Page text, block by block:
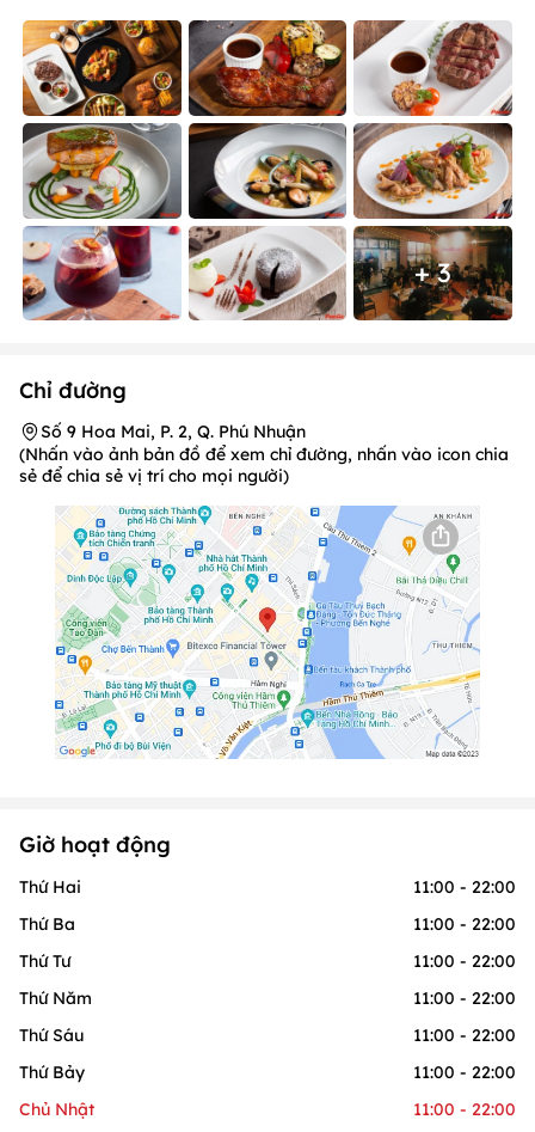
+ 3
Chỉ đường
Số 9 Hoa Mai, P. 2, Q. Phú Nhuận
(Nhấn vào ảnh bản đồ để xem chỉ đường, nhấn vào icon chia
sẻ để chia sẻ vị trí cho mọi người)
Giờ hoạt động
Thứ Hai
11:00 - 22:00
Thứ Ba
11:00 - 22:00
Thứ Tư
11:00 - 22:00
Thứ Năm
11:00 - 22:00
Thứ Sáu
11:00 - 22:00
Thứ Bảy
11:00 - 22:00
Chủ Nhật
11:00 - 22:00